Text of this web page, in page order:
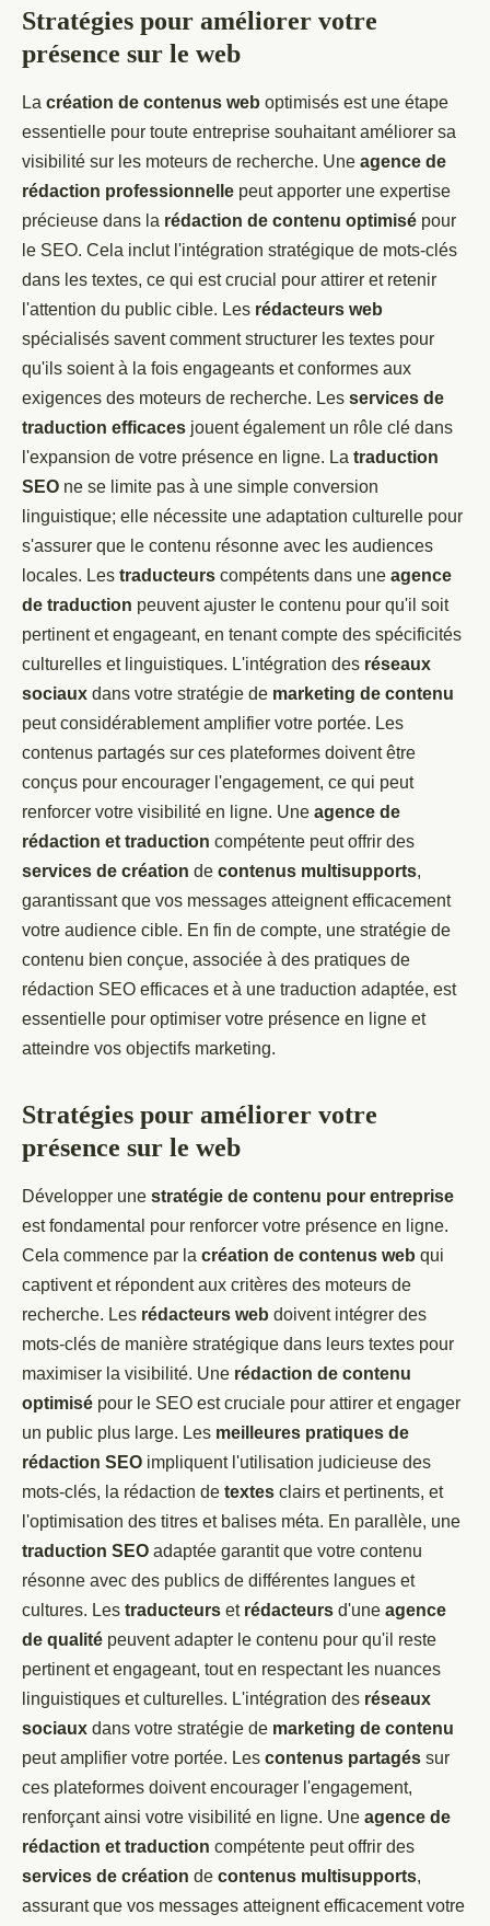
Stratégies pour améliorer votre
présence sur le web
La création de contenus web optimisés est une étape
essentielle pour toute entreprise souhaitant améliorer sa
visibilité sur les moteurs de recherche. Une agence de
rédaction professionnelle peut apporter une expertise
précieuse dans la rédaction de contenu optimisé pour
le SEO. Cela inclut l'intégration stratégique de mots-clés
dans les textes, ce qui est crucial pour attirer et retenir
l'attention du public cible. Les rédacteurs web
spécialisés savent comment structurer les textes pour
qu'ils soient à la fois engageants et conformes aux
exigences des moteurs de recherche. Les services de
traduction efficaces jouent également un rôle clé dans
l'expansion de votre présence en ligne. La traduction
SEO ne se limite pas à une simple conversion
linguistique; elle nécessite une adaptation culturelle pour
s'assurer que le contenu résonne avec les audiences
locales. Les traducteurs compétents dans une agence
de traduction peuvent ajuster le contenu pour qu'il soit
pertinent et engageant, en tenant compte des spécificités
culturelles et linguistiques. L'intégration des réseaux
sociaux dans votre stratégie de marketing de contenu
peut considérablement amplifier votre portée. Les
contenus partagés sur ces plateformes doivent être
conçus pour encourager l'engagement, ce qui peut
renforcer votre visibilité en ligne. Une agence de
rédaction et traduction compétente peut offrir des
services de création de contenus multisupports,
garantissant que vos messages atteignent efficacement
votre audience cible. En fin de compte, une stratégie de
contenu bien conçue, associée à des pratiques de
rédaction SEO efficaces et à une traduction adaptée, est
essentielle pour optimiser votre présence en ligne et
atteindre vos objectifs marketing.
Stratégies pour améliorer votre
présence sur le web
Développer une stratégie de contenu pour entreprise
est fondamental pour renforcer votre présence en ligne.
Cela commence par la création de contenus web qui
captivent et répondent aux critères des moteurs de
recherche. Les rédacteurs web doivent intégrer des
mots-clés de manière stratégique dans leurs textes pour
maximiser la visibilité. Une rédaction de contenu
optimisé pour le SEO est cruciale pour attirer et engager
un public plus large. Les meilleures pratiques de
rédaction SEO impliquent l'utilisation judicieuse des
mots-clés, la rédaction de textes clairs et pertinents, et
l'optimisation des titres et balises méta. En parallèle, une
traduction SEO adaptée garantit que votre contenu
résonne avec des publics de différentes langues et
cultures. Les traducteurs et rédacteurs d'une agence
de qualité peuvent adapter le contenu pour qu'il reste
pertinent et engageant, tout en respectant les nuances
linguistiques et culturelles. L'intégration des réseaux
sociaux dans votre stratégie de marketing de contenu
peut amplifier votre portée. Les contenus partagés sur
ces plateformes doivent encourager l'engagement,
renforçant ainsi votre visibilité en ligne. Une agence de
rédaction et traduction compétente peut offrir des
services de création de contenus multisupports,
assurant que vos messages atteignent efficacement votre